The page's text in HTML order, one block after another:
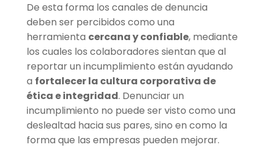
De esta forma los canales de denuncia
deben ser percibidos como una
herramienta cercana y confiable, mediante
los cuales los colaboradores sientan que al
reportar un incumplimiento están ayudando
a fortalecer la cultura corporativa de
ética e integridad. Denunciar un
incumplimiento no puede ser visto como una
deslealtad hacia sus pares, sino en como la
forma que las empresas pueden mejorar.